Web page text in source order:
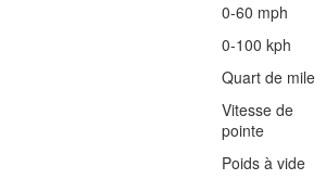
0-60 mph
0-100 kph
Quart de mile
Vitesse de
pointe
Poids à vide